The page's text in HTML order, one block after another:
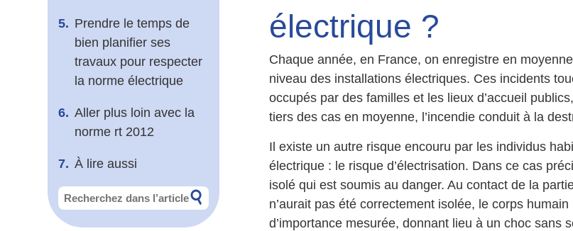
Prendre le temps de
bien planifier ses
travaux pour respecter
la norme électrique
Aller plus loin avec la
norme rt 2012
À lire aussi
électrique ?
Chaque année, en France, on enregistre en
niveau des installations électriques. Ces incidents
occupés par des familles et les lieux d’accueil
tiers des cas en moyenne, l’incendie conduit à la
Il existe un autre risque encouru par les individus
électrique : le risque d’électrisation. Dans ce cas
isolé qui est soumis au danger. Au contact de la
n’aurait pas été correctement isolée, le corps
d’importance mesurée, donnant lieu à un choc sans